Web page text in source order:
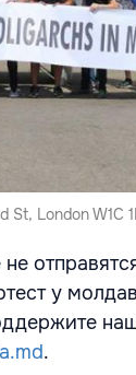
London W1C
у
.